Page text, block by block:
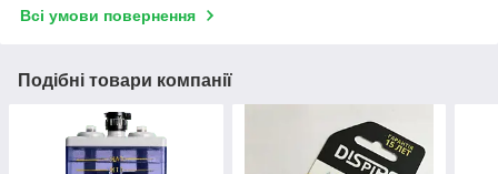
Всі умови повернення
Подібні товари компанії